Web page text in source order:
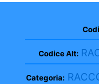
Codice Alt:
Categoria: